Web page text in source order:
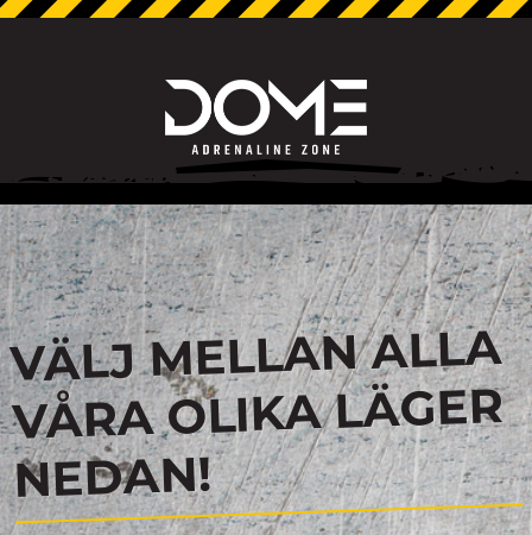
VÄLJ MELLAN ALLA
VÅRA OLIKA LÄGER
NEDAN!